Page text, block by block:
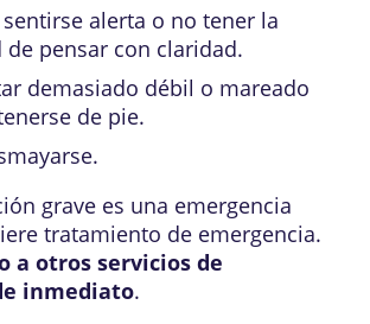
alerta o no tener la
de pensar con claridad.
demasiado débil o mareado
de pie.
grave es una emergencia
tratamiento de emergencia.
a otros servicios de
inmediato.